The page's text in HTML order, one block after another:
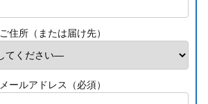
ご住所（または届け先）
メールアドレス（必須）